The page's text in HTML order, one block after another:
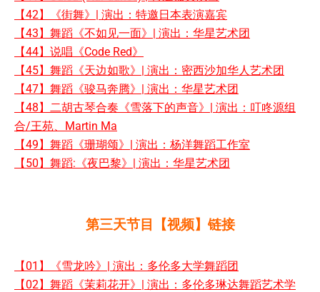
【42】《街舞》| 演出：特邀日本表演嘉宾
【43】舞蹈《不如见一面》| 演出：华星艺术团
【44】说唱《Code Red》
【45】舞蹈《天边如歌》| 演出：密西沙加华人艺术团
【47】舞蹈《骏马奔腾》| 演出：华星艺术团
【48】二胡古琴合奏《雪落下的声音》| 演出：叮咚源组
合/王苑、Martin Ma
【49】舞蹈《珊瑚颂》| 演出：杨洋舞蹈工作室
【50】舞蹈:《夜巴黎》| 演出：华星艺术团
第三天节目【视频】链接
【01】《雪龙吟》| 演出：多伦多大学舞蹈团
【02】舞蹈《茉莉花开》| 演出：多伦多琳达舞蹈艺术学